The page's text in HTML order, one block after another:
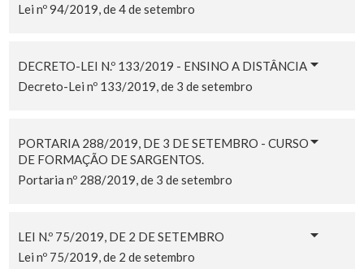
Lei nº 94/2019, de 4 de setembro
DECRETO-LEI N.º 133/2019 - ENSINO A DISTÂNCIA
Decreto-Lei nº 133/2019, de 3 de setembro
PORTARIA 288/2019, DE 3 DE SETEMBRO - CURSO
DE FORMAÇÃO DE SARGENTOS.
Portaria nº 288/2019, de 3 de setembro
LEI N.º 75/2019, DE 2 DE SETEMBRO
Lei nº 75/2019, de 2 de setembro